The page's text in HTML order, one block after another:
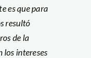
es que para
resultó
de la
los intereses